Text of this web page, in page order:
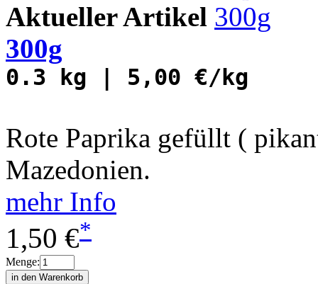
Aktueller Artikel
300g
0.3 kg | 5,00 €/kg
Rote Paprika gefüllt (
Mazedonien.
mehr Info
1,50 €*
Menge: